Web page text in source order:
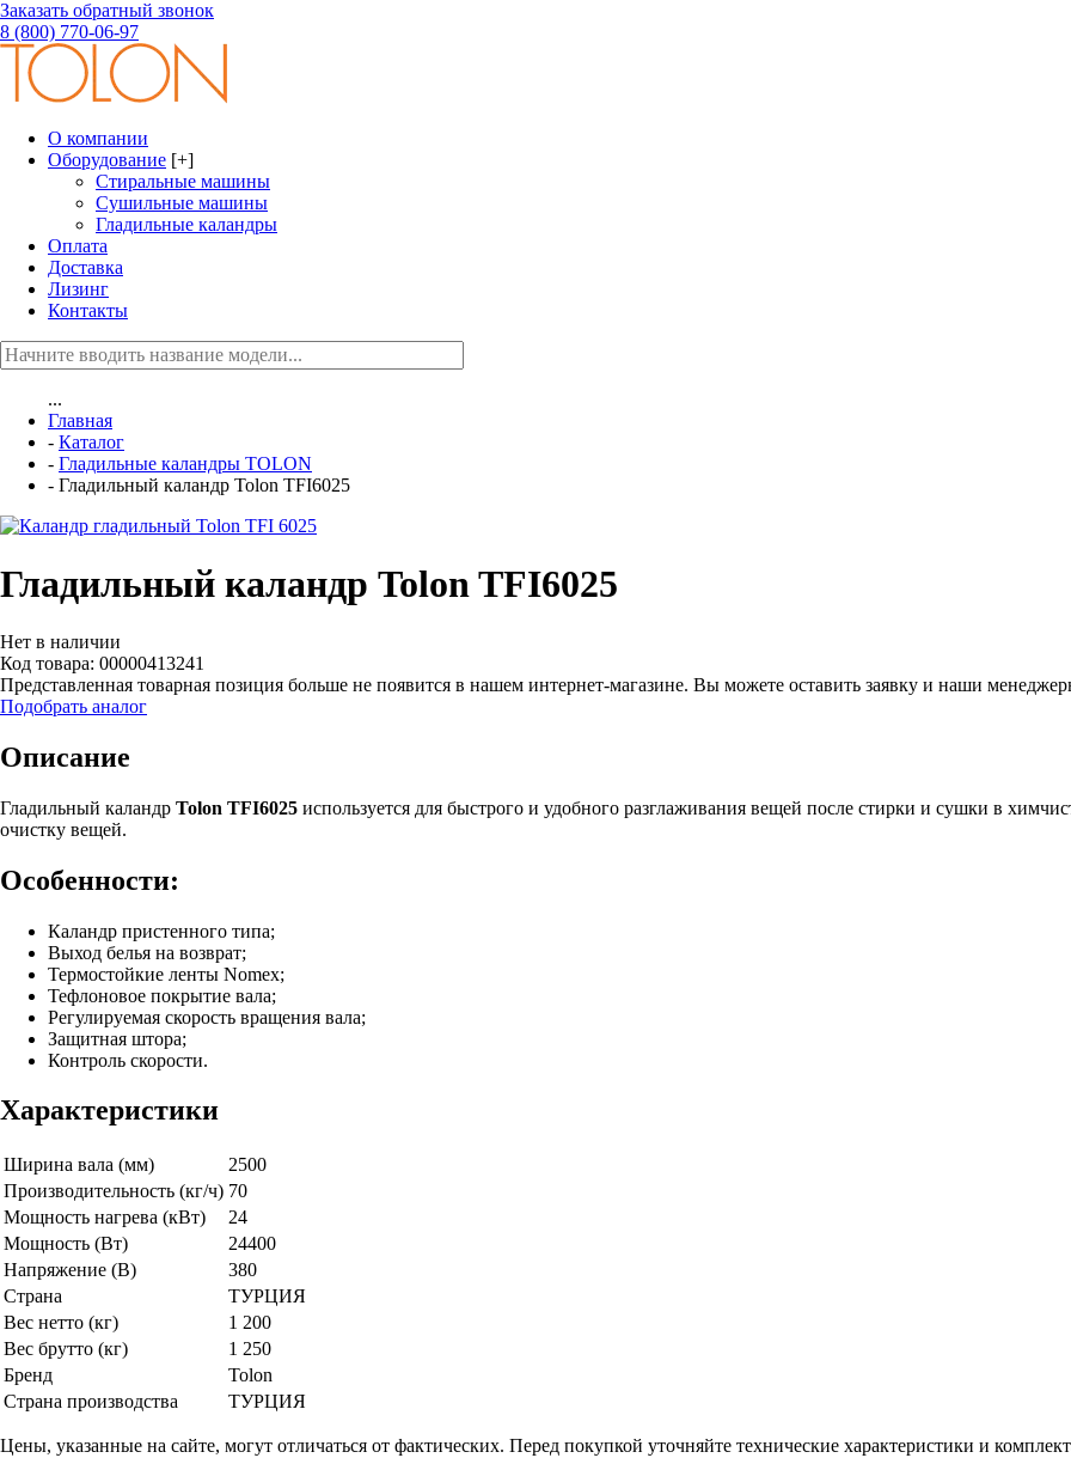
Заказать обратный звонок
8 (800) 770-06-97
О компании
Оборудование [+]
Стиральные машины
Сушильные машины
Гладильные каландры
Оплата
Доставка
Лизинг
Контакты
...
Главная
- Каталог
- Гладильные каландры TOLON
- Гладильный каландр Tolon TFI6025
Гладильный каландр Tolon TFI6025
Нет в наличии
Код товара: 00000413241
Представленная товарная позиция больше не появится в нашем интернет-магазине. Вы можете оставить заявку и наши
Подобрать аналог
Описание
Гладильный каландр Tolon TFI6025 используется для быстрого и удобного разглаживания вещей после стирки и сушки в
очистку вещей.
Особенности:
Каландр пристенного типа;
Выход белья на возврат;
Термостойкие ленты Nomex;
Тефлоновое покрытие вала;
Регулируемая скорость вращения вала;
Защитная штора;
Контроль скорости.
Характеристики
Ширина вала (мм)
2500
Производительность (кг/ч) 70
Мощность нагрева (кВт)
24
Мощность (Вт)
24400
Напряжение (В)
380
Страна
ТУРЦИЯ
Вес нетто (кг)
1 200
Вес брутто (кг)
1 250
Бренд
Tolon
Страна производства
ТУРЦИЯ
Цены, указанные на сайте, могут отличаться от фактических. Перед покупкой уточняйте технические характеристики и